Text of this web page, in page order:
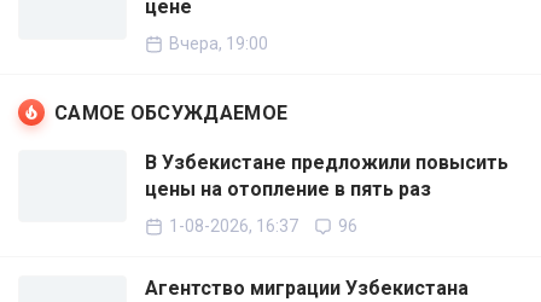
цене
Вчера, 19:00
САМОЕ ОБСУЖДАЕМОЕ
В Узбекистане предложили повысить
цены на отопление в пять раз
1-08-2026, 16:37 96
Агентство миграции Узбекистана